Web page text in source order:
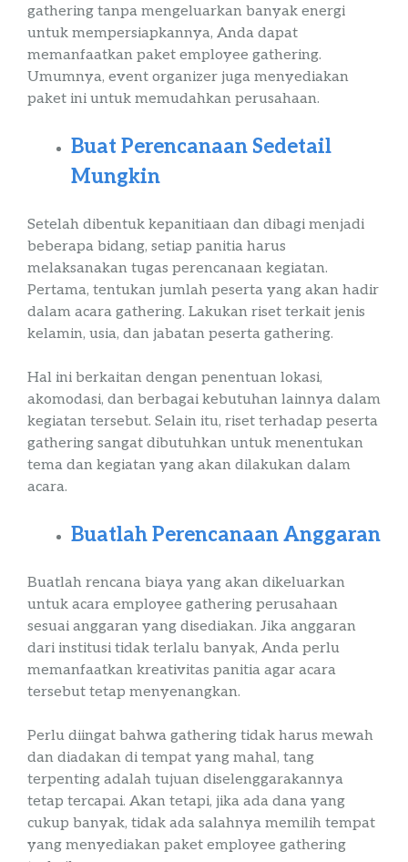
gathering tanpa mengeluarkan banyak energi
untuk mempersiapkannya, Anda dapat
memanfaatkan paket employee gathering.
Umumnya, event organizer juga menyediakan
paket ini untuk memudahkan perusahaan.
Buat Perencanaan Sedetail
Mungkin
Setelah dibentuk kepanitiaan dan dibagi menjadi
beberapa bidang, setiap panitia harus
melaksanakan tugas perencanaan kegiatan.
Pertama, tentukan jumlah peserta yang akan hadir
dalam acara gathering. Lakukan riset terkait jenis
kelamin, usia, dan jabatan peserta gathering.
Hal ini berkaitan dengan penentuan lokasi,
akomodasi, dan berbagai kebutuhan lainnya dalam
kegiatan tersebut. Selain itu, riset terhadap peserta
gathering sangat dibutuhkan untuk menentukan
tema dan kegiatan yang akan dilakukan dalam
acara.
Buatlah Perencanaan Anggaran
Buatlah rencana biaya yang akan dikeluarkan
untuk acara employee gathering perusahaan
sesuai anggaran yang disediakan. Jika anggaran
dari institusi tidak terlalu banyak, Anda perlu
memanfaatkan kreativitas panitia agar acara
tersebut tetap menyenangkan.
Perlu diingat bahwa gathering tidak harus mewah
dan diadakan di tempat yang mahal, tang
terpenting adalah tujuan diselenggarakannya
tetap tercapai. Akan tetapi, jika ada dana yang
cukup banyak, tidak ada salahnya memilih tempat
yang menyediakan paket employee gathering